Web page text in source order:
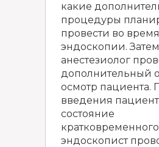
какие
процедуры
провести во время
эндоскопии.
анестезиолог
дополнительный
осмотр пациента.
введения
состояние
эндоскопист